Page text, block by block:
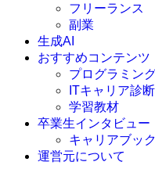
Swift
Ruby
その他
フリーランス
副業
生成AI
おすすめコンテンツ
プログラミン
ITキャリア診断
学習教材
卒業生インタビュー
キャリアブック
運営元について